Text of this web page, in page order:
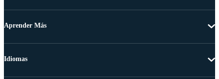
Aprender Más
Idiomas